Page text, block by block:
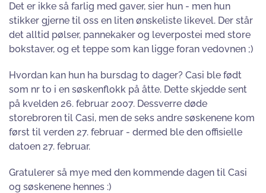
Det er ikke så farlig med gaver, sier hun - men hun
stikker gjerne til oss en liten ønskeliste likevel. Der står
det alltid pølser, pannekaker og leverpostei med store
bokstaver, og et teppe som kan ligge foran vedovnen ;)
Hvordan kan hun ha bursdag to dager? Casi ble født
som nr to i en søskenflokk på åtte. Dette skjedde sent
på kvelden 26. februar 2007. Dessverre døde
storebroren til Casi, men de seks andre søskenene kom
først til verden 27. februar - dermed ble den offisielle
datoen 27. februar.
Gratulerer så mye med den kommende dagen til Casi
og søskenene hennes :)